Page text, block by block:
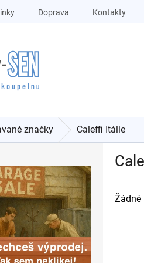
Doprava Kontakty
značky Caleffi Itálie
Žádné